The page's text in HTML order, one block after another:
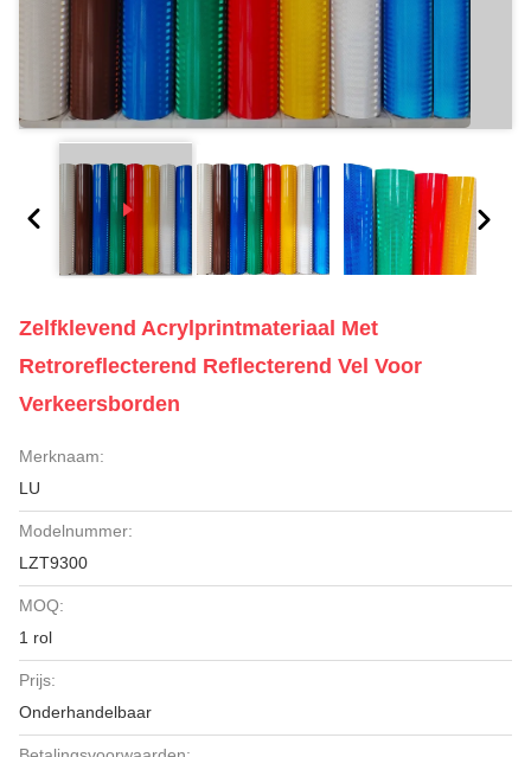
Zelfklevend Acrylprintmateriaal Met
Retroreflecterend Reflecterend Vel Voor
Verkeersborden
Merknaam:
LU
Modelnummer:
LZT9300
MOQ:
1 rol
Prijs:
Onderhandelbaar